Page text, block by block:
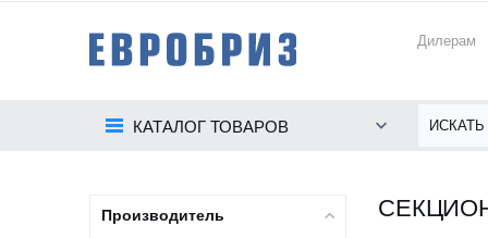
Дилерам
КАТАЛОГ ТОВАРОВ
Производитель